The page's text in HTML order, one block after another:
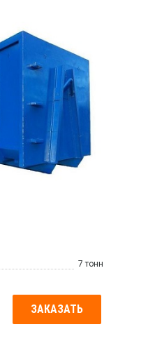
7 тонн
ЗАКАЗАТЬ